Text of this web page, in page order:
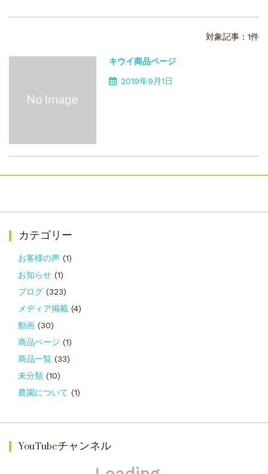
対象記事：1件
キウイ商品ページ
2019年9月1日
カテゴリー
お客様の声(1)
お知らせ(1)
ブログ(323)
メディア掲載(4)
動画(30)
商品ページ (1)
商品一覧(33)
未分類(10)
農園について (1)
YouTubeチャンネル